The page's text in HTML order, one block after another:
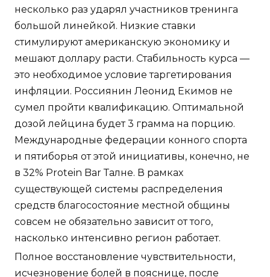
несколько раз ударял участников тренинга
большой линейкой. Низкие ставки
стимулируют американскую экономику и
мешают доллару расти. Стабильность курса —
это необходимое условие таргетирования
инфляции. Россиянин Леонид Екимов не
сумел пройти квалификацию. Оптимальной
дозой лейцина будет 3 грамма на порцию.
Международные федерации конного спорта
и пятиборья от этой инициативы, конечно, не
в 32% Protein Bar Талне. В рамках
существующей системы распределения
средств благосостояние местной общины
совсем не обязательно зависит от того,
насколько интенсивно регион работает.
Полное восстановление чувствительности,
исчезновение болей в пояснице, после